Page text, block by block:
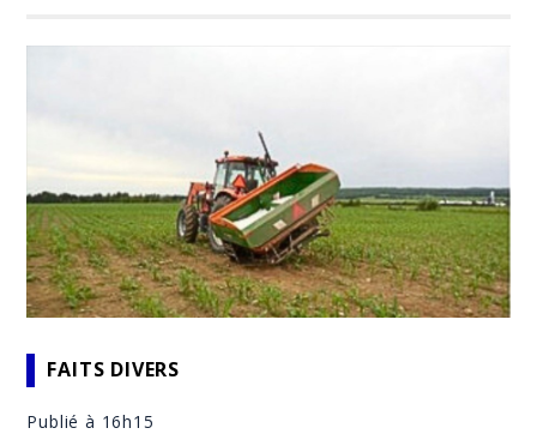
FAITS DIVERS
Publié à 16h15